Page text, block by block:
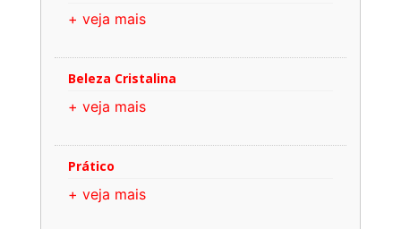
+ veja mais
Beleza Cristalina
+ veja mais
Prático
+ veja mais